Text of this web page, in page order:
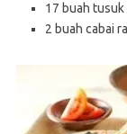
17 buah tusuk
2 buah cabai